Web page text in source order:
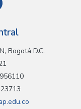
Bogotá D.C.